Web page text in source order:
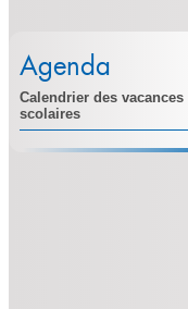
Agenda
Calendrier des vacances
scolaires